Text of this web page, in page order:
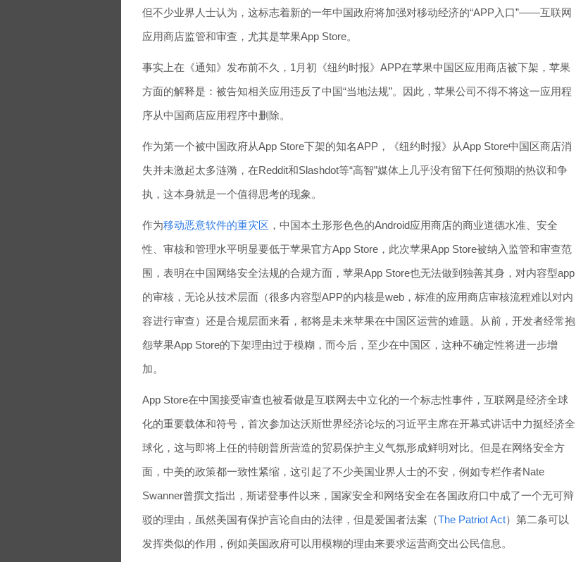
但不少业界人士认为，这标志着新的一年中国政府将加强对移动经济的“APP入口”——互联网
应用商店监管和审查，尤其是苹果App Store。
事实上在《通知》发布前不久，1月初《纽约时报》APP在苹果中国区应用商店被下架，苹果
方面的解释是：被告知相关应用违反了中国“当地法规”。因此，苹果公司不得不将这一应用程
序从中国商店应用程序中删除。
作为第一个被中国政府从App Store下架的知名APP，《纽约时报》从App Store中国区商店消
失并未激起太多涟漪，在Reddit和Slashdot等“高智”媒体上几乎没有留下任何预期的热议和争
执，这本身就是一个值得思考的现象。
作为移动恶意软件的重灾区 ，中国本土形形色色的Android应用商店的商业道德水准、安全
性、审核和管理水平明显要低于苹果官方App Store，此次苹果App Store被纳入监管和审查范
围，表明在中国网络安全法规的合规方面，苹果App Store也无法做到独善其身，对内容型app
的审核，无论从技术层面（很多内容型APP的内核是web，标准的应用商店审核流程难以对内
容进行审查）还是合规层面来看，都将是未来苹果在中国区运营的难题。从前，开发者经常抱
怨苹果App Store的下架理由过于模糊，而今后，至少在中国区，这种不确定性将进一步增
加。
App Store在中国接受审查也被看做是互联网去中立化的一个标志性事件，互联网是经济全球
化的重要载体和符号，首次参加达沃斯世界经济论坛的习近平主席在开幕式讲话中力挺经济全
球化，这与即将上任的特朗普所营造的贸易保护主义气氛形成鲜明对比。但是在网络安全方
面，中美的政策都一致性紧缩，这引起了不少美国业界人士的不安，例如专栏作者Nate
Swanner曾撰文指出，斯诺登事件以来，国家安全和网络安全在各国政府口中成了一个无可辩
驳的理由，虽然美国有保护言论自由的法律，但是爱国者法案（The Patriot Act）第二条可以
发挥类似的作用，例如美国政府可以用模糊的理由来要求运营商交出公民信息。